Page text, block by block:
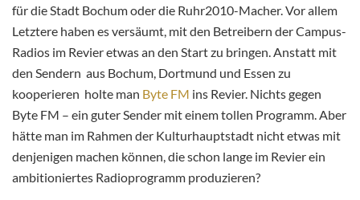
für die Stadt Bochum oder die Ruhr2010-Macher. Vor allem
Letztere haben es versäumt, mit den Betreibern der Campus-
Radios im Revier etwas an den Start zu bringen. Anstatt mit
den Sendern aus Bochum, Dortmund und Essen zu
kooperieren holte man Byte FM ins Revier. Nichts gegen
Byte FM – ein guter Sender mit einem tollen Programm. Aber
hätte man im Rahmen der Kulturhauptstadt nicht etwas mit
denjenigen machen können, die schon lange im Revier ein
ambitioniertes Radioprogramm produzieren?